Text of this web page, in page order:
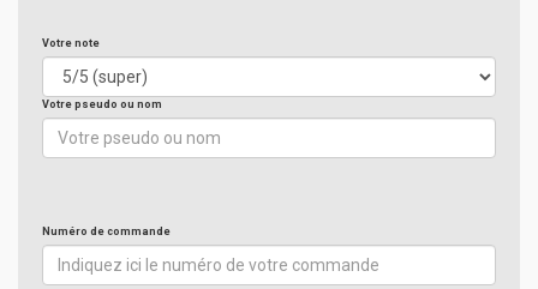
Votre note
Votre pseudo ou nom
Numéro de commande